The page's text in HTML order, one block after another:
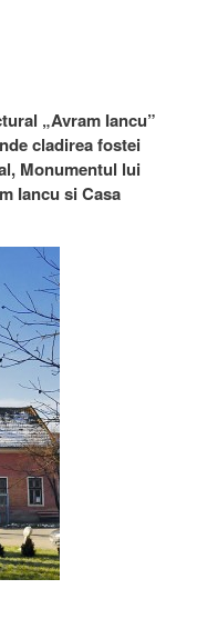
„Avram Iancu”
cladirea fostei
Monumentul lui
Iancu si Casa